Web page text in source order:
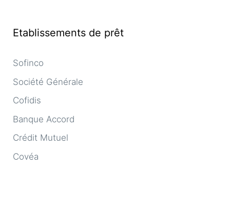
Etablissements de prêt
Sofinco
Société Générale
Cofidis
Banque Accord
Crédit Mutuel
Covéa